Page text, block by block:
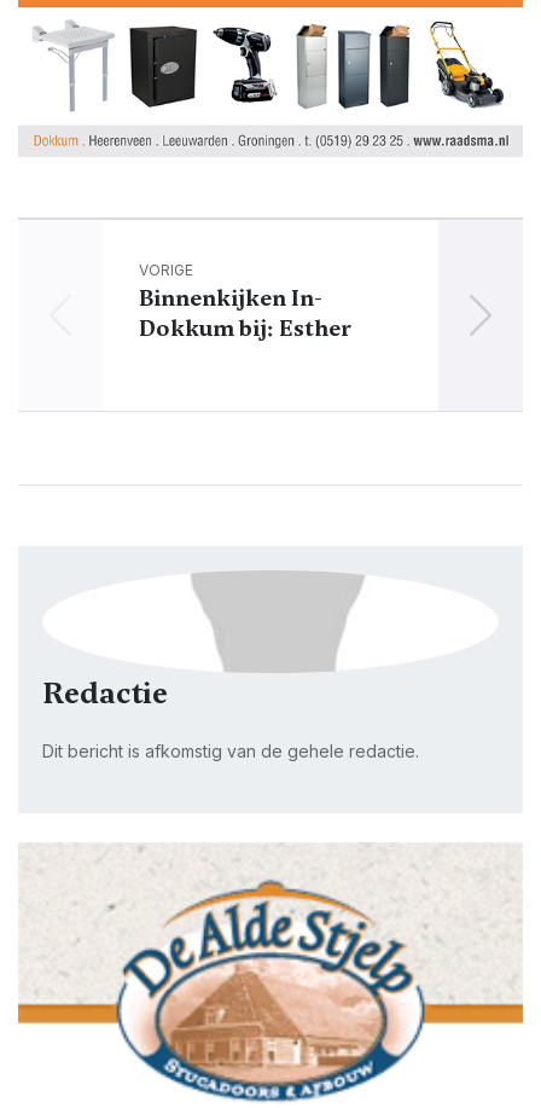
VORIGE
Binnenkijken In-
Dokkum bij: Esther
Redactie
Dit bericht is afkomstig van de gehele redactie.